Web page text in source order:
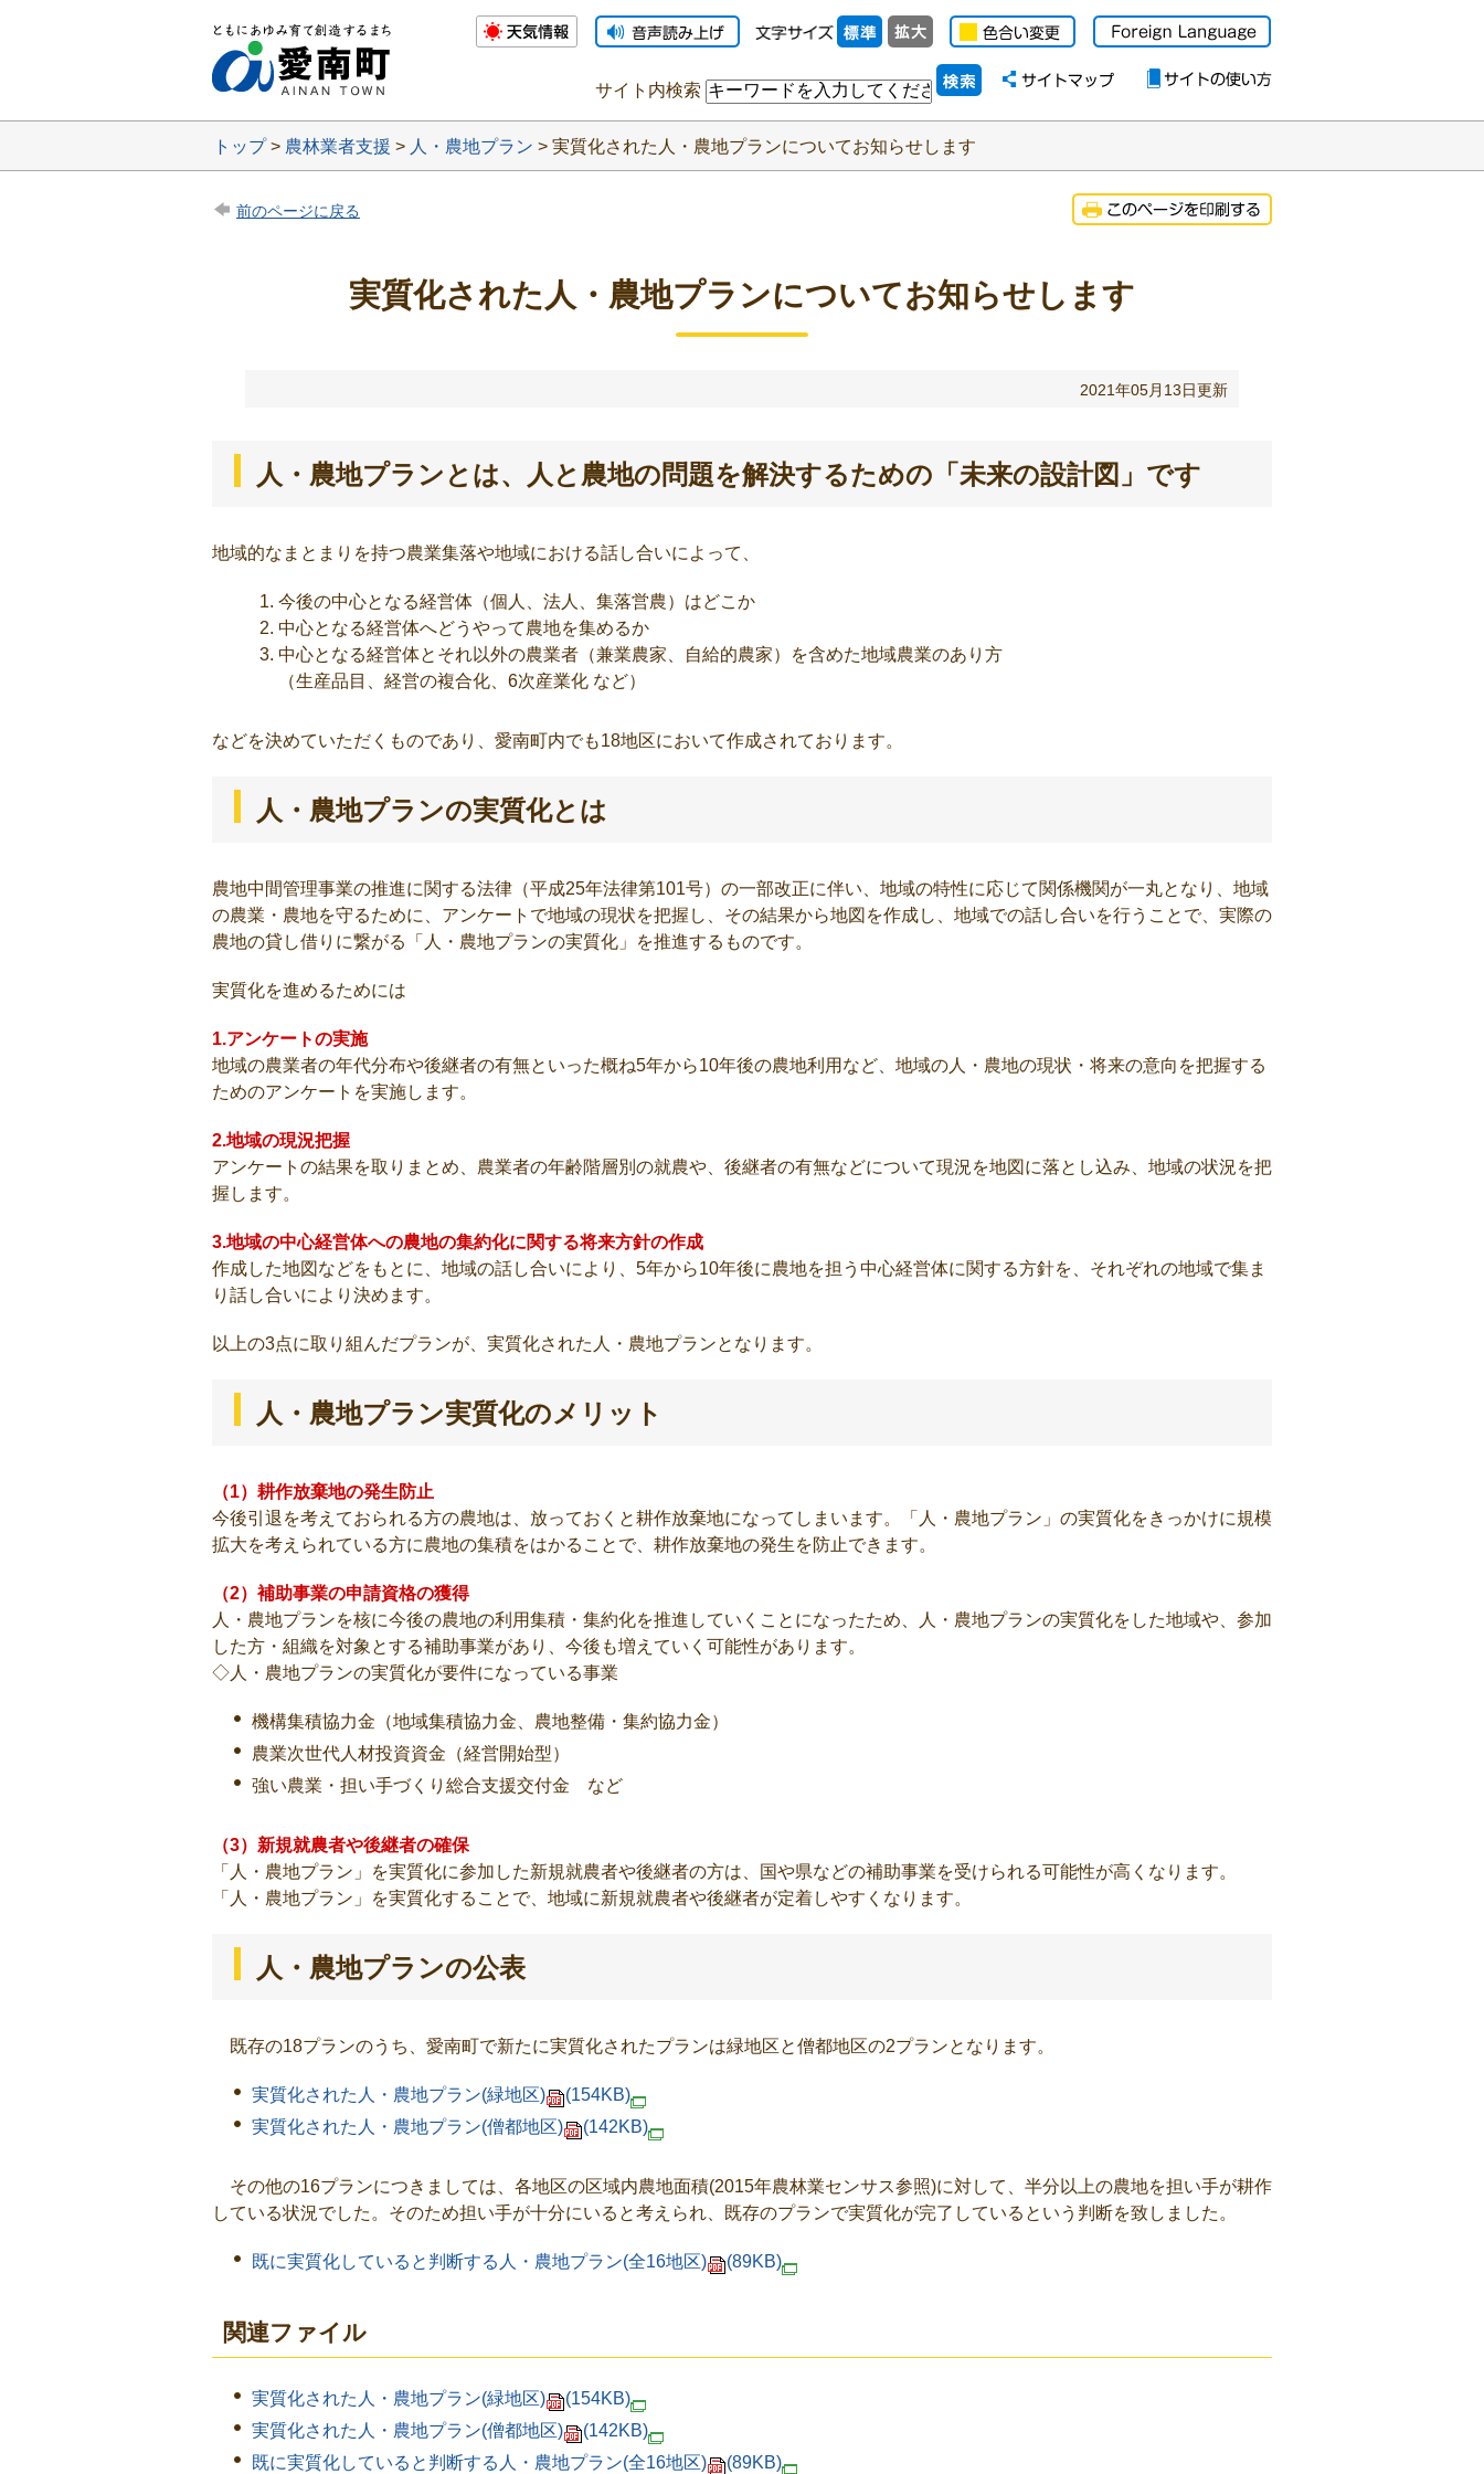
サイト内検索
トップ> 農林業者支援 > 人・農地プラン > 実質化された人・農地プランについてお知らせします
前のページに戻る
実質化された人・農地プランについてお知らせします
2021年05月 13日更新
人・農地プランとは、人と農地の問題を解決するための「未来の設計図」です
地域的なまとまりを持つ農業集落や地域における話し合いによって、
今後の中心となる経営体（個人、法人、集落営農）はどこか
中心となる経営体へどうやって農地を集めるか
中心となる経営体とそれ以外の農業者（兼業農家、自給的農家）を含めた地域農業のあり方
（生産品目、経営の複合化、6次産業化 など）
などを決めていただくものであり、愛南町内でも18地区において作成されております。
人・農地プランの実質化とは
農地中間管理事業の推進に関する法律（平成25年法律第101号）の一部改正に伴い、地域の特性に応じて関係機関が一丸となり、地域
の農業・農地を守るために、アンケートで地域の現状を把握し、その結果から地図を作成し、地域での話し合いを行うことで、実際の
農地の貸し借りに繋がる「人・農地プランの実質化」を推進するものです。
実質化を進めるためには
1.アンケートの実施
地域の農業者の年代分布や後継者の有無といった概ね5年から10年後の農地利用など、地域の人・農地の現状・将来の意向を把握する
ためのアンケートを実施します。
2.地域の現況把握
アンケートの結果を取りまとめ、農業者の年齢階層別の就農や、後継者の有無などについて現況を地図に落とし込み、地域の状況を把
握します。
3.地域の中心経営体への農地の集約化に関する将来方針の作成
作成した地図などをもとに、地域の話し合いにより、5年から10年後に農地を担う中心経営体に関する方針を、それぞれの地域で集ま
り話し合いにより決めます。
以上の3点に取り組んだプランが、実質化された人・農地プランとなります。
人・農地プラン実質化のメリット
（1）耕作放棄地の発生防止
今後引退を考えておられる方の農地は、放っておくと耕作放棄地になってしまいます。「人・農地プラン」の実質化をきっかけに規模
拡大を考えられている方に農地の集積をはかることで、耕作放棄地の発生を防止できます。
（2）補助事業の申請資格の獲得
人・農地プランを核に今後の農地の利用集積・集約化を推進していくことになったため、人・農地プランの実質化をした地域や、参加
した方・組織を対象とする補助事業があり、今後も増えていく可能性があります。
◇人・農地プランの実質化が要件になっている事業
機構集積協力金（地域集積協力金、農地整備・集約協力金）
農業次世代人材投資資金（経営開始型）
強い農業・担い手づくり総合支援交付金 など
（3）新規就農者や後継者の確保
「人・農地プラン」を実質化に参加した新規就農者や後継者の方は、国や県などの補助事業を受けられる可能性が高くなります。
「人・農地プラン」を実質化することで、地域に新規就農者や後継者が定着しやすくなります。
人・農地プランの公表
既存の18プランのうち、愛南町で新たに実質化されたプランは緑地区と僧都地区の2プランとなります。
実質化された人・農地プラン(緑地区)
(154KB)
実質化された人・農地プラン(僧都地区)
(142KB)
その他の16プランにつきましては、各地区の区域内農地面積(2015年農林業センサス参照)に対して、半分以上の農地を担い手が耕作
している状況でした。そのため担い手が十分にいると考えられ、既存のプランで実質化が完了しているという判断を致しました。
既に実質化していると判断する人・農地プラン(全16地区) (89KB)
関連ファイル
実質化された人・農地プラン(緑地区)
(154KB)
実質化された人・農地プラン(僧都地区)
(142KB)
既に実質化していると判断する人・農地プラン(全16地区)
(89KB)